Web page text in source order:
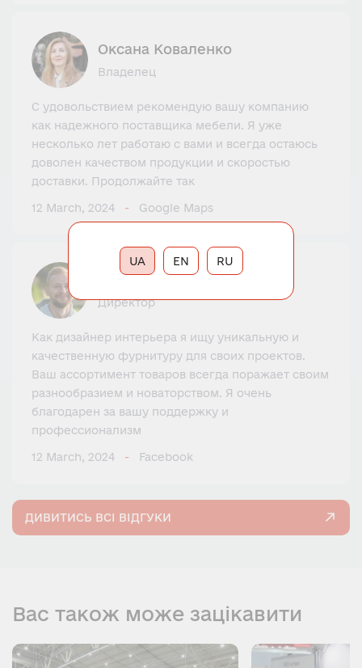
Оксана Коваленко
Владелец
С удовольствием рекомендую вашу компанию
как надежного поставщика мебели. Я уже
несколько лет работаю с вами и всегда остаюсь
доволен качеством продукции и скоростью
доставки. Продолжайте так
12 March, 2024 Google Maps
Святослав Иваненко
Директор
Как дизайнер интерьера я ищу уникальную и
качественную фурнитуру для своих проектов.
Ваш ассортимент товаров всегда поражает своим
разнообразием и новаторством. Я очень
благодарен за вашу поддержку и
профессионализм
12 March, 2024 Facebook
ДИВИТИСЬ ВСІ ВІДГУКИ
Вас також може зацікавити
RU
UA EN